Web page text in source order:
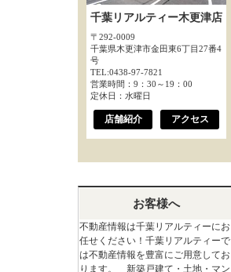
千葉リアルティー木更津店
〒292-0009
千葉県木更津市金田東6丁目27番4
号
TEL:0438-97-7821
営業時間：9：30～19：00
定休日：水曜日
店舗紹介 アクセス
お客様へ
不動産情報は千葉リアルティーにお
任せください！千葉リアルティーで
は不動産情報を豊富にご用意してお
ります。 新築戸建て・土地・マン